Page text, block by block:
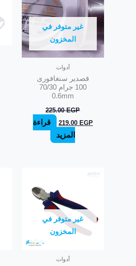
غير متوفر في
المخزون
أدوات
قصدير سنغافورى
100 جرام 70/30
0.6mm
225.00EGP
219.00 EGP
قراءة
المزيد
غير متوفر في
المخزون
أدوات